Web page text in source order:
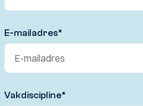
E-mailadres*
Vakdiscipline*